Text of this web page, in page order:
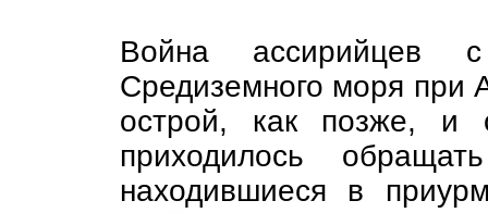
Война ассирийцев
Средиземного моря при
острой, как позже, и
приходилось
находившиеся в